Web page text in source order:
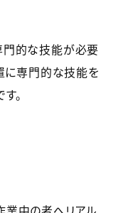
門的な技能が必要
に専門的な技能を
。